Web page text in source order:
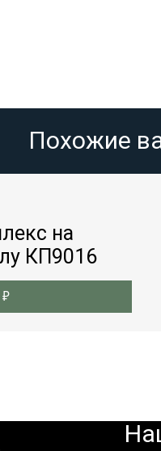
Похожие
на
КП9016
₽